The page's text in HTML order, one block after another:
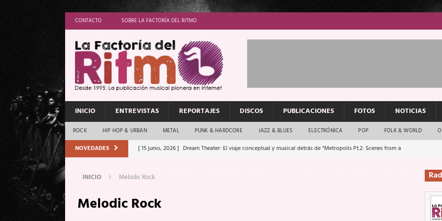
CONTACTO SOBRE LA FACTORÍA DEL RITMO
INICIO ENTREVISTAS REPORTAJES DISCOS PUBLICACIONES FOTOS NOTICIAS
ROCK HIP HOP & URBAN METAL PUNK & HARDCORE JAZZ & BLUES ELECTRÓNICA POP FOLK & WORLD
NOVEDADES [ 15 junio, 2026 ] Dream Theater: El viaje conceptual y musical detrás de “Metropolis Pt.2: Scenes from a
[ 11 junio, 2026 ]
[ 1 junio, 2026 ]
INICIO Melodic Rock
Melodic Rock